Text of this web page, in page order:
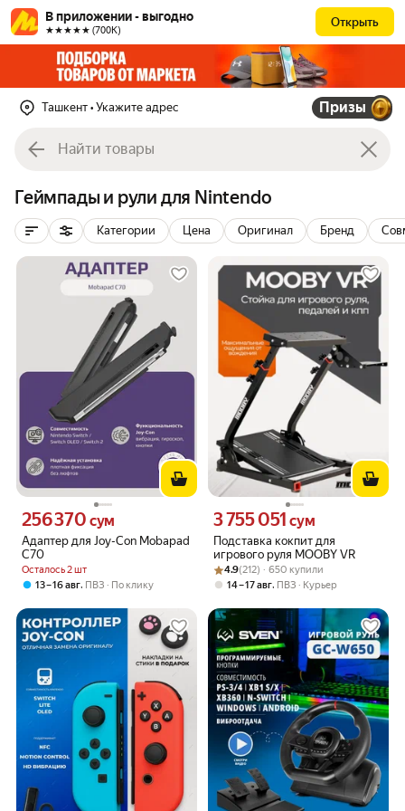
В приложении - выгодно
★★★★★ (700К)
Открыть
Ташкент • Укажите адрес Призы
Геймпады и рули для Nintendo
Категории Цена Оригинал Бренд
Адаптер для Joy-Con Mobapad
C70
Осталось 2 шт
Цена 256370 сум вместо
256 370 сум
13 – 16 авг, ПВЗ По клику
Подставка кокпит для
игрового руля MOOBY VR
Цена 3755051 сум вместо
3 755 051 сум
Рейтинг товара: 4.9 из 5
Оценок: (212) · 650 купили
4.9(212) · 650 купили
14 – 17 авг, ПВЗ Курьер